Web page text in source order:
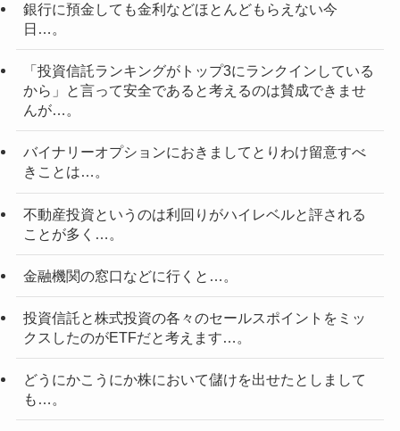
銀行に預金しても金利などほとんどもらえない今
日…。
「投資信託ランキングがトップ3にランクインしている
から」と言って安全であると考えるのは賛成できませ
んが…。
バイナリーオプションにおきましてとりわけ留意すべ
きことは…。
不動産投資というのは利回りがハイレベルと評される
ことが多く…。
金融機関の窓口などに行くと…。
投資信託と株式投資の各々のセールスポイントをミッ
クスしたのがETFだと考えます…。
どうにかこうにか株において儲けを出せたとしまして
も…。